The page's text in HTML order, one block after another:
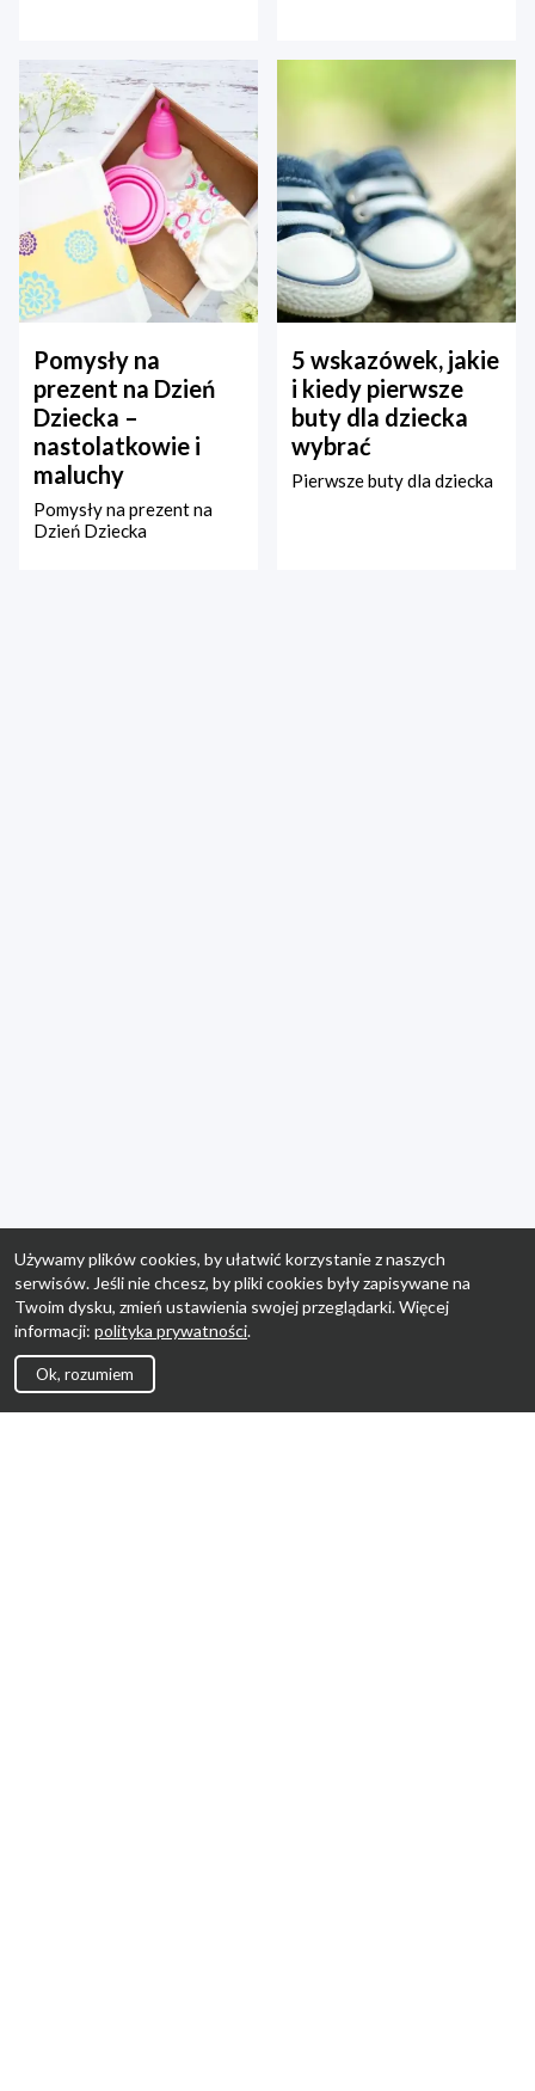
Pomysły na
prezent na Dzień
Dziecka –
nastolatkowie i
maluchy
Pomysły na prezent na
Dzień Dziecka
5 wskazówek, jakie
i kiedy pierwsze
buty dla dziecka
wybrać
Pierwsze buty dla dziecka
Używamy plików cookies, by ułatwić korzystanie z naszych
serwisów. Jeśli nie chcesz, by pliki cookies były zapisywane na
Twoim dysku, zmień ustawienia swojej przeglądarki. Więcej
informacji: polityka prywatności.
Ok, rozumiem